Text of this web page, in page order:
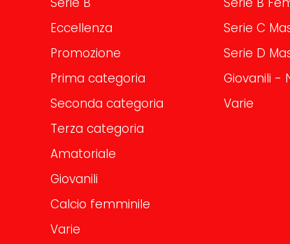
Eccellenza
Promozione
Prima categoria
Seconda categoria
Terza categoria
Amatoriale
Giovanili
Calcio femminile
Varie
Serie C
Serie D
Giovanili -
Varie